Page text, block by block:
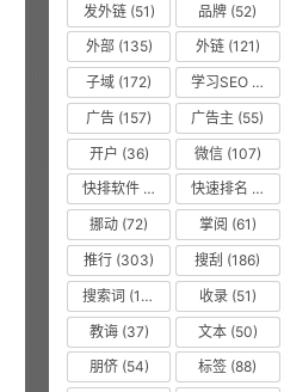
发外链(51) 品牌 (52)
外部(135) 外链(121)
子域 (172) 学习SEO
广告 (157) 广告主 (55)
开户 (36) 微信(107)
快排软件
快速排名
挪动 (72) 掌阅 (61)
推行 (303) 搜刮 (186)
搜索词 (156) 收录(51)
教诲(37) 文本(50)
朋侪(54) 标签 (88)